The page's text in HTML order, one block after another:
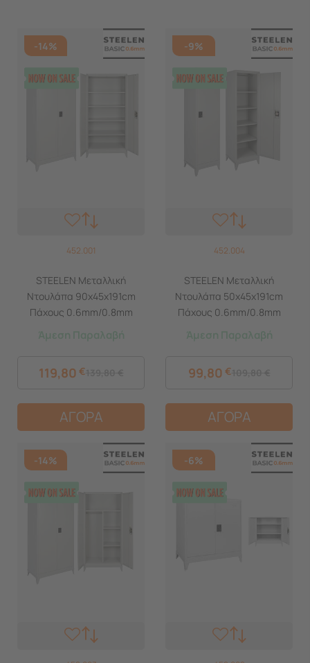
-14%
452.001
STEELEN Μεταλλική
Ντουλάπα 90x45x191cm
Πάχους 0.6mm/0.8mm
(πάτωμα) Γαλβανιζέ με 4
Χώροι
Άμεση Παραλαβή
119,80 €
ΑΓΟΡΑ
-9%
452.004
STEELEN Μεταλλική
Ντουλάπα 50x45x191cm
Πάχους 0.6mm/0.8mm
(πάτωμα) Γαλβανιζέ με 4
Χώροι
Άμεση Παραλαβή
99,80 €
ΑΓΟΡΑ
-14% -6%